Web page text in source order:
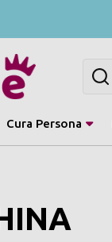
Cerca
Cura Persona